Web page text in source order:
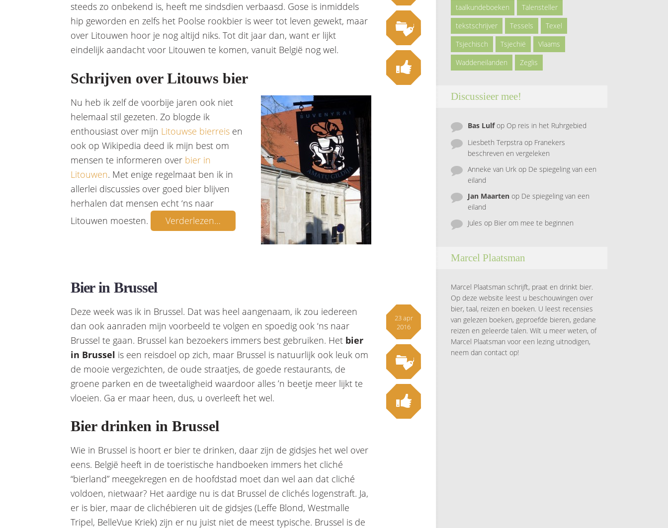
steeds zo onbekend is, heeft me sindsdien verbaasd. Gose is inmiddels
hip geworden en zelfs het Poolse rookbier is weer tot leven gewekt, maar
over Litouwen hoor je nog altijd niks. Tot dit jaar dan, want er lijkt
eindelijk aandacht voor Litouwen te komen, vanuit België nog wel.
Schrijven over Litouws bier
Nu heb ik zelf de voorbije jaren ook niet
helemaal stil gezeten. Zo blogde ik
enthousiast over mijn Litouwse bierreis en
ook op Wikipedia deed ik mijn best om
mensen te informeren over bier in
Litouwen. Met enige regelmaat ben ik in
allerlei discussies over goed bier blijven
herhalen dat mensen echt ‘ns naar
Litouwen moesten.
Verderlezen…
Bier in Brussel
23 apr
2016
Deze week was ik in Brussel. Dat was heel aangenaam, ik zou iedereen
dan ook aanraden mijn voorbeeld te volgen en spoedig ook ‘ns naar
Brussel te gaan. Brussel kan bezoekers immers best gebruiken. Het bier
in Brussel is een reisdoel op zich, maar Brussel is natuurlijk ook leuk om
de mooie vergezichten, de oude straatjes, de goede restaurants, de
groene parken en de tweetaligheid waardoor alles ’n beetje meer lijkt te
vloeien. Ga er maar heen, dus, u overleeft het wel.
Bier drinken in Brussel
Wie in Brussel is hoort er bier te drinken, daar zijn de gidsjes het wel over
eens. België heeft in de toeristische handboeken immers het cliché
“bierland” meegekregen en de hoofdstad moet dan wel aan dat cliché
voldoen, nietwaar? Het aardige nu is dat Brussel de clichés logenstraft. Ja,
er is bier, maar de clichébieren uit de gidsjes (Leffe Blond, Westmalle
Tripel, BelleVue Kriek) zijn er nu juist niet de meest typische. Brussel is de
taalkundeboeken
Talensteller
tekstschrijver
Tessels
Texel
Tsjechisch
Tsjechië
Vlaams
Waddeneilanden
Zeglis
Discussieer mee!
Bas Lulfop Op reis in het Ruhrgebied
Liesbeth Terpstra op Franekers
beschreven en vergeleken
Anneke van Urk op De spiegeling van een
eiland
Jan Maarten op De spiegeling van een
eiland
Jules op Bier om mee te beginnen
Marcel Plaatsman
Marcel Plaatsman schrijft, praat en drinkt bier.
Op deze website leest u beschouwingen over
bier, taal, reizen en boeken. U leest recensies
van gelezen boeken, geproefde bieren, gedane
reizen en geleerde talen. Wilt u meer weten, of
Marcel Plaatsman voor een lezing uitnodigen,
neem dan contact op!